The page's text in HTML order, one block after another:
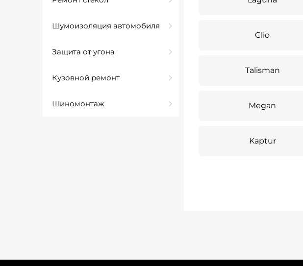
Шумоизоляция автомобиля
Защита от угона
Кузовной ремонт
Шиномонтаж
Clio
Talisman
Megan
Kaptur